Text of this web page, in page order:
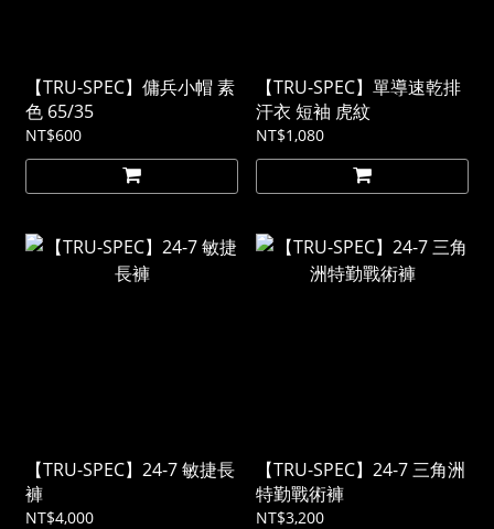
【TRU-SPEC】傭兵小帽 素
色 65/35
NT$600
【TRU-SPEC】單導速乾排
汗衣 短袖 虎紋
NT$1,080
【TRU-SPEC】24-7 敏捷長
褲
NT$4,000
【TRU-SPEC】24-7 三角洲
特勤戰術褲
NT$3,200